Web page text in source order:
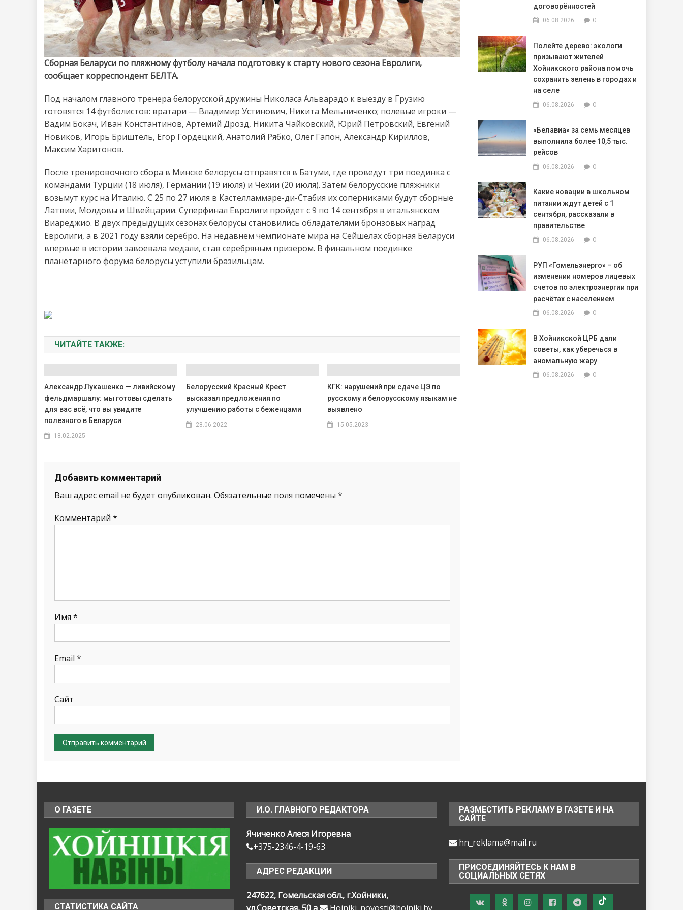
Сборная Беларуси по пляжному футболу начала подготовку к старту нового сезона Евролиги,
сообщает корреспондент БЕЛТА.
Под началом главного тренера белорусской дружины Николаса Альварадо к выезду в Грузию
готовятся 14 футболистов: вратари — Владимир Устинович, Никита Мельниченко; полевые игроки —
Вадим Бокач, Иван Константинов, Артемий Дрозд, Никита Чайковский, Юрий Петровский, Евгений
Новиков, Игорь Бриштель, Егор Гордецкий, Анатолий Рябко, Олег Гапон, Александр Кириллов,
Максим Харитонов.
После тренировочного сбора в Минске белорусы отправятся в Батуми, где проведут три поединка с
командами Турции (18 июля), Германии (19 июля) и Чехии (20 июля). Затем белорусские пляжники
возьмут курс на Италию. С 25 по 27 июля в Кастелламмаре-ди-Стабия их соперниками будут сборные
Латвии, Молдовы и Швейцарии. Суперфинал Евролиги пройдет с 9 по 14 сентября в итальянском
Виареджио. В двух предыдущих сезонах белорусы становились обладателями бронзовых наград
Евролиги, а в 2021 году взяли серебро. На недавнем чемпионате мира на Сейшелах сборная Беларуси
впервые в истории завоевала медали, став серебряным призером. В финальном поединке
планетарного форума белорусы уступили бразильцам.
ЧИТАЙТЕ ТАКЖЕ:
Александр Лукашенко — ливийскому
фельдмаршалу: мы готовы сделать
для вас всё, что вы увидите
полезного в Беларуси
18.02.2025
Белорусский Красный Крест
высказал предложения по
улучшению работы с беженцами
28.06.2022
КГК: нарушений при сдаче ЦЭ по
русскому и белорусскому языкам не
выявлено
15.05.2023
Добавить комментарий
Ваш адрес email не будет опубликован. Обязательные поля помечены *
Комментарий *
Имя *
Email *
Сайт
договорённостей
06.08.2026 0
Полейте дерево: экологи
призывают жителей
Хойникского района помочь
сохранить зелень в городах и
на селе
06.08.2026 0
«Белавиа» за семь месяцев
выполнила более 10,5 тыс.
рейсов
06.08.2026 0
Какие новации в школьном
питании ждут детей с 1
сентября, рассказали в
правительстве
06.08.2026 0
РУП «Гомельэнерго» – об
изменении номеров лицевых
счетов по электроэнергии при
расчётах с населением
06.08.2026 0
В Хойникской ЦРБ дали
советы, как уберечься в
аномальную жару
06.08.2026 0
О ГАЗЕТЕ
СТАТИСТИКА САЙТА
И.О. ГЛАВНОГО РЕДАКТОРА
Ячиченко Алеся Игоревна
+375-2346-4-19-63
АДРЕС РЕДАКЦИИ
247622, Гомельская обл., г.Хойники,
ул.Советская, 50 а
Hoiniki_novosti@hoiniki.by
РАЗМЕСТИТЬ РЕКЛАМУ В ГАЗЕТЕ И НА
САЙТЕ
hn_reklama@mail.ru
ПРИСОЕДИНЯЙТЕСЬ К НАМ В
СОЦИАЛЬНЫХ СЕТЯХ